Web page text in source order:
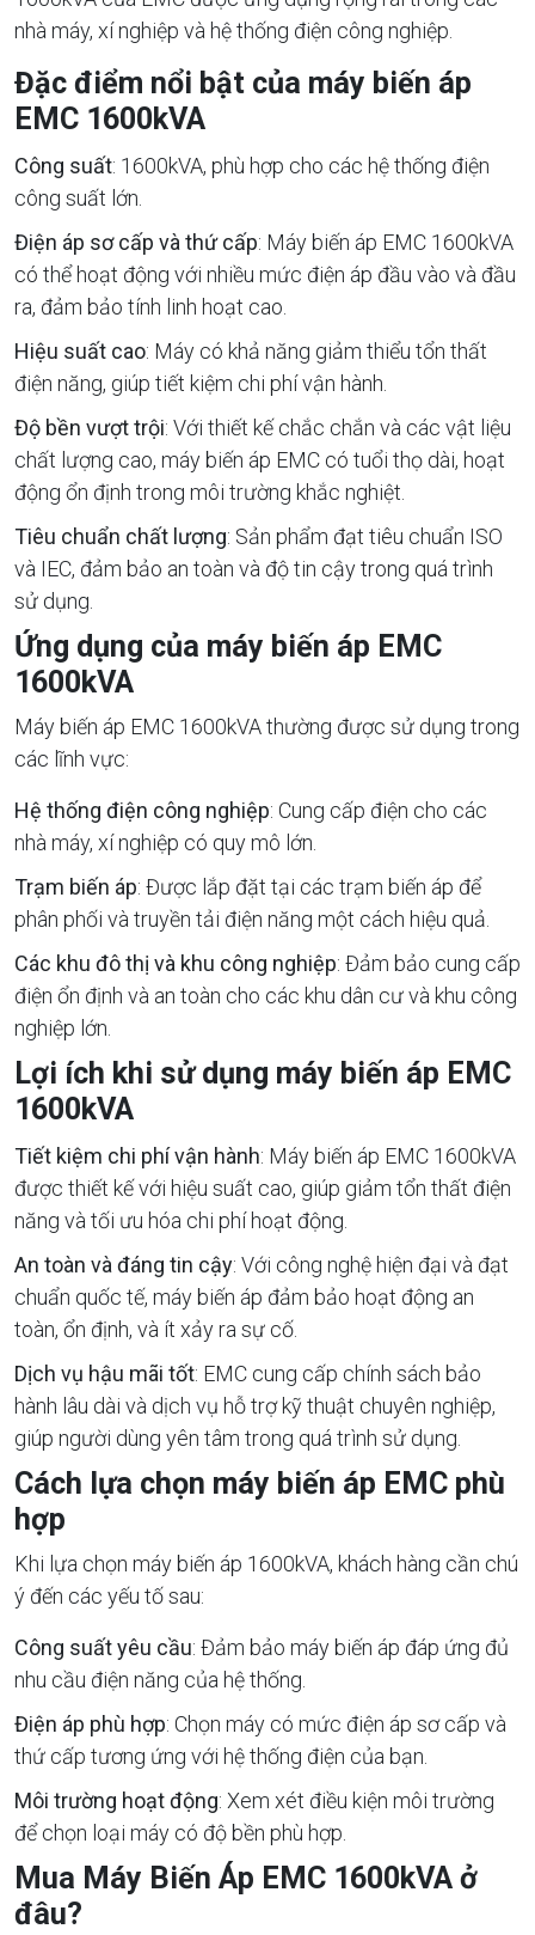
nhà máy, xí nghiệp và hệ thống điện công nghiệp.
Đặc điểm nổi bật của máy biến áp
EMC 1600kVA
Công suất: 1600kVA, phù hợp cho các hệ thống điện
công suất lớn.
Điện áp sơ cấp và thứ cấp: Máy biến áp EMC 1600kVA
có thể hoạt động với nhiều mức điện áp đầu vào và đầu
ra, đảm bảo tính linh hoạt cao.
Hiệu suất cao: Máy có khả năng giảm thiểu tổn thất
điện năng, giúp tiết kiệm chi phí vận hành.
Độ bền vượt trội: Với thiết kế chắc chắn và các vật liệu
chất lượng cao, máy biến áp EMC có tuổi thọ dài, hoạt
động ổn định trong môi trường khắc nghiệt.
Tiêu chuẩn chất lượng: Sản phẩm đạt tiêu chuẩn ISO
và IEC, đảm bảo an toàn và độ tin cậy trong quá trình
sử dụng.
Ứng dụng của máy biến áp EMC
1600kVA
Máy biến áp EMC 1600kVA thường được sử dụng trong
các lĩnh vực:
Hệ thống điện công nghiệp: Cung cấp điện cho các
nhà máy, xí nghiệp có quy mô lớn.
Trạm biến áp: Được lắp đặt tại các trạm biến áp để
phân phối và truyền tải điện năng một cách hiệu quả.
Các khu đô thị và khu công nghiệp: Đảm bảo cung cấp
điện ổn định và an toàn cho các khu dân cư và khu công
nghiệp lớn.
Lợi ích khi sử dụng máy biến áp EMC
1600kVA
Tiết kiệm chi phí vận hành: Máy biến áp EMC 1600kVA
được thiết kế với hiệu suất cao, giúp giảm tổn thất điện
năng và tối ưu hóa chi phí hoạt động.
An toàn và đáng tin cậy: Với công nghệ hiện đại và đạt
chuẩn quốc tế, máy biến áp đảm bảo hoạt động an
toàn, ổn định, và ít xảy ra sự cố.
Dịch vụ hậu mãi tốt: EMC cung cấp chính sách bảo
hành lâu dài và dịch vụ hỗ trợ kỹ thuật chuyên nghiệp,
giúp người dùng yên tâm trong quá trình sử dụng.
Cách lựa chọn máy biến áp EMC phù
hợp
Khi lựa chọn máy biến áp 1600kVA, khách hàng cần chú
ý đến các yếu tố sau:
Công suất yêu cầu: Đảm bảo máy biến áp đáp ứng đủ
nhu cầu điện năng của hệ thống.
Điện áp phù hợp: Chọn máy có mức điện áp sơ cấp và
thứ cấp tương ứng với hệ thống điện của bạn.
Môi trường hoạt động: Xem xét điều kiện môi trường
để chọn loại máy có độ bền phù hợp.
Mua Máy Biến Áp EMC 1600kVA ở
đâu?